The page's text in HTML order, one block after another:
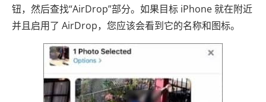
钮，然后查找“AirDrop”部分。如果目标 iPhone 就在附近
并且启用了 AirDrop，您应该会看到它的名称和图标。